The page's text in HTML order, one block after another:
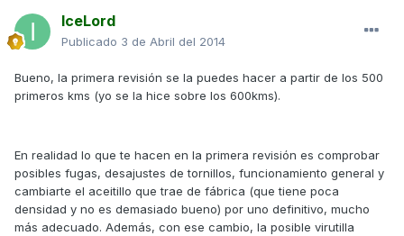
IceLord
Publicado 3 de Abril del 2014
Bueno, la primera revisión se la puedes hacer a partir de los 500
primeros kms (yo se la hice sobre los 600kms).
En realidad lo que te hacen en la primera revisión es comprobar
posibles fugas, desajustes de tornillos, funcionamiento general y
cambiarte el aceitillo que trae de fábrica (que tiene poca
densidad y no es demasiado bueno) por uno definitivo, mucho
más adecuado. Además, con ese cambio, la posible virutilla